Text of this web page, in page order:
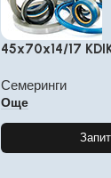
45x70x14/17
Семеринги
Още